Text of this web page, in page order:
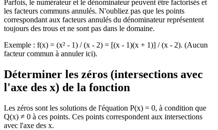
Parfois, le numérateur et le dénominateur peuvent être factorisés et
les facteurs communs annulés. N'oubliez pas que les points
correspondant aux facteurs annulés du dénominateur représentent
toujours des trous et ne sont pas dans le domaine.
Exemple : f(x) = (x² - 1) / (x - 2) = [(x - 1)(x + 1)] / (x - 2). (Aucun
facteur commun à annuler ici).
Déterminer les zéros (intersections avec
l'axe des x) de la fonction
Les zéros sont les solutions de l'équation P(x) = 0, à condition que
Q(x) ≠ 0 à ces points. Ces points correspondent aux intersections
avec l'axe des x.